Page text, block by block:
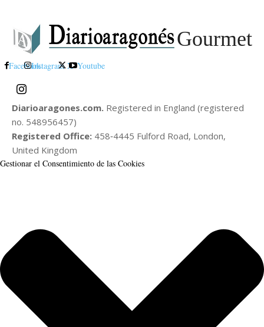
Gourmet
FacebookInstagram X Youtube
Diarioaragones.com. Registered in England (registered
no. 548956457)
Registered Office: 458‑4445 Fulford Road, London,
United Kingdom
Gestionar el Consentimiento de las Cookies